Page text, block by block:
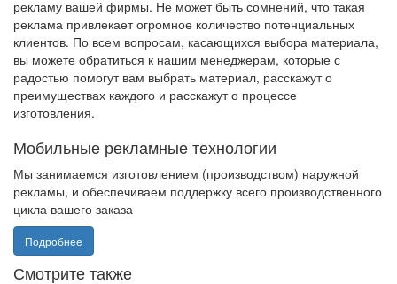
рекламу вашей фирмы. Не может быть сомнений, что такая
реклама привлекает огромное количество потенциальных
клиентов. По всем вопросам, касающихся выбора материала,
вы можете обратиться к нашим менеджерам, которые с
радостью помогут вам выбрать материал, расскажут о
преимуществах каждого и расскажут о процессе
изготовления.
Мобильные рекламные технологии
Мы занимаемся изготовлением (производством) наружной
рекламы, и обеспечиваем поддержку всего производственного
цикла вашего заказа
Подробнее
Смотрите также